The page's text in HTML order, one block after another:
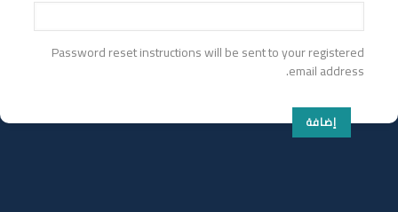
Password reset instructions will be sent to your registered
email address.